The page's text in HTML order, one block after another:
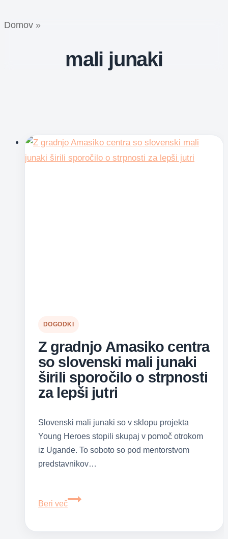
Domov »
mali junaki
DOGODKI
Z gradnjo Amasiko centra
so slovenski mali junaki
širili sporočilo o strpnosti
za lepši jutri
Slovenski mali junaki so v sklopu projekta
Young Heroes stopili skupaj v pomoč otrokom
iz Ugande. To soboto so pod mentorstvom
predstavnikov…
Beri več
Z